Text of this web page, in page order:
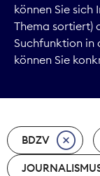
können Sie sich
Thema sortiert)
Suchfunktion in
können Sie
BDZV